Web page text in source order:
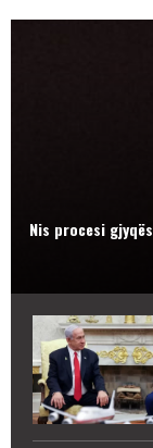
Nis procesi